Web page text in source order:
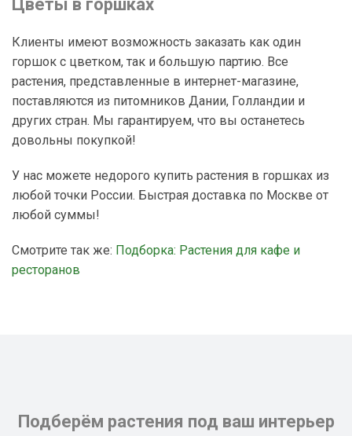
Цветы в горшках
Клиенты имеют возможность заказать как один
горшок с цветком, так и большую партию. Все
растения, представленные в интернет-магазине,
поставляются из питомников Дании, Голландии и
других стран. Мы гарантируем, что вы останетесь
довольны покупкой!
У нас можете недорого купить растения в горшках из
любой точки России. Быстрая доставка по Москве от
любой суммы!
Смотрите так же: Подборка: Растения для кафе и
ресторанов
Подберём растения под ваш интерьер